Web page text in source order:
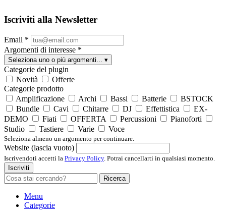
Iscriviti alla Newsletter
Email *
Argomenti di interesse *
Seleziona uno o più argomenti... ▾
Categorie del plugin
Novità
Offerte
Categorie prodotto
Amplificazione
Archi Bassi Batterie
BSTOCK
Bundle
Cavi Chitarre DJ Effettistica
EX-
DEMO
Fiati OFFERTA Percussioni
Pianoforti
Studio
Tastiere Varie Voce
Seleziona almeno un argomento per continuare.
Website (lascia vuoto)
Iscrivendoti accetti la Privacy Policy. Potrai cancellarti in qualsiasi momento.
Iscriviti
Ricerca
Menu
Categorie